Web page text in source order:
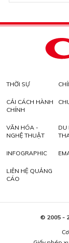
THỜI SỰ
CẢI CÁCH HÀNH
CHÍNH
VĂN HÓA -
NGHỆ THUẬT
DU
INFOGRAPHIC
LIÊN HỆ QUẢNG
CÁO
© 2005 -